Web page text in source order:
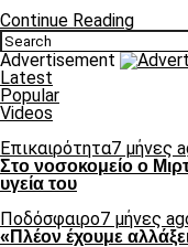
Continue Reading
Advertisement
Latest
Popular
Videos
Επικαιρότητα7 μήνες
Στο νοσοκομείο ο
υγεία του
Ποδόσφαιρο7 μήνες
«Πλέον έχουμε